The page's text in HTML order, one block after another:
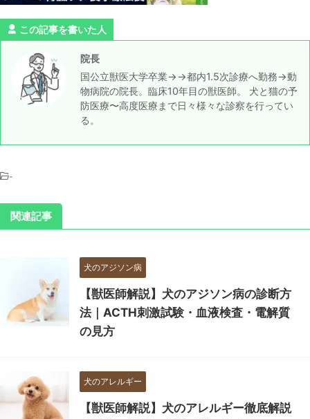
この記事を書いた人
院長
国公立獣医大学卒業→→都内1.5次診療へ勤務→動
物病院の院長。臨床10年目の獣医師。 犬と猫の予
防医療〜高度医療まで日々様々な診察を行ってい
る。
-
関連記事
犬のアジソン病
【獣医師解説】犬のアジソン病の診断方
法｜ACTH刺激試験・血液検査・電解質
の見方
犬のアレルギー
【獣医師解説】犬のアレルギー徹底解説